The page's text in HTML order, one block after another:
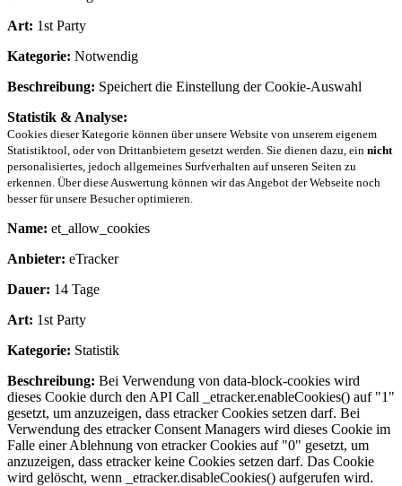
Art: 1st Party
Kategorie: Notwendig
Beschreibung: Speichert die Einstellung der Cookie-Auswahl
Statistik & Analyse:
Cookies dieser Kategorie können über unsere Website von unserem eigenem
Statistiktool, oder von Drittanbietern gesetzt werden. Sie dienen dazu, ein nicht
personalisiertes, jedoch allgemeines Surfverhalten auf unseren Seiten zu
erkennen. Über diese Auswertung können wir das Angebot der Webseite noch
besser für unsere Besucher optimieren.
Name: et_allow_cookies
Anbieter: eTracker
Dauer: 14 Tage
Art: 1st Party
Kategorie: Statistik
Beschreibung: Bei Verwendung von data-block-cookies wird
dieses Cookie durch den API Call _etracker.enableCookies() auf "1"
gesetzt, um anzuzeigen, dass etracker Cookies setzen darf. Bei
Verwendung des etracker Consent Managers wird dieses Cookie im
Falle einer Ablehnung von etracker Cookies auf "0" gesetzt, um
anzuzeigen, dass etracker keine Cookies setzen darf. Das Cookie
wird gelöscht, wenn _etracker.disableCookies() aufgerufen wird.